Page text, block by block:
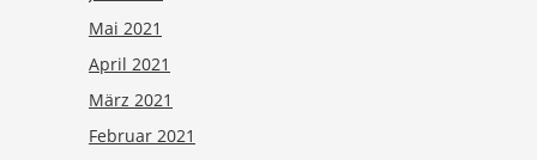
Mai 2021
April 2021
März 2021
Februar 2021